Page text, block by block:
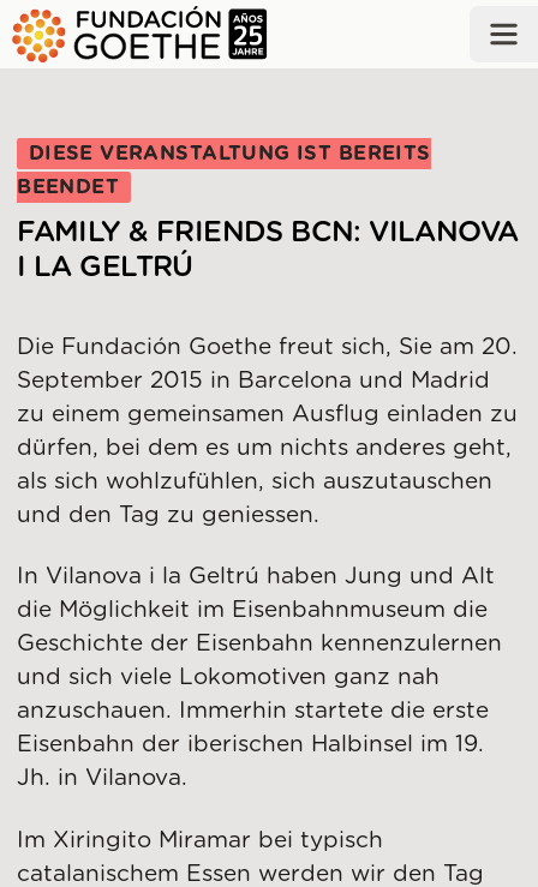
ZUM HAUPTINHALT SPRINGEN
DIESE VERANSTALTUNG IST BEREITS
BEENDET
FAMILY & FRIENDS BCN: VILANOVA
I LA GELTRÚ
Die Fundación Goethe freut sich, Sie am 20.
September 2015 in Barcelona und Madrid
zu einem gemeinsamen Ausflug einladen zu
dürfen, bei dem es um nichts anderes geht,
als sich wohlzufühlen, sich auszutauschen
und den Tag zu geniessen.
In Vilanova i la Geltrú haben Jung und Alt
die Möglichkeit im Eisenbahnmuseum die
Geschichte der Eisenbahn kennenzulernen
und sich viele Lokomotiven ganz nah
anzuschauen. Immerhin startete die erste
Eisenbahn der iberischen Halbinsel im 19.
Jh. in Vilanova.
Im Xiringito Miramar bei typisch
catalanischem Essen werden wir den Tag